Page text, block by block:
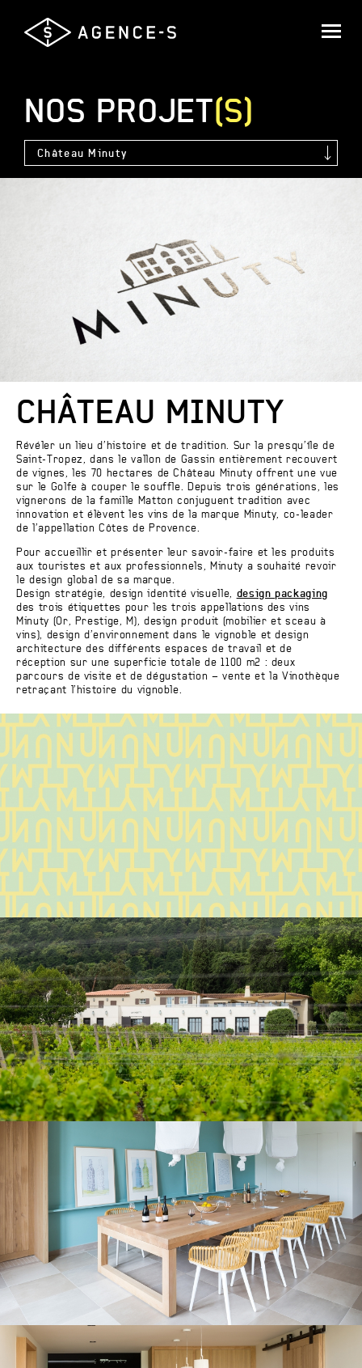
&
Partners
NOS PROJET(S)
Château Minuty
CHÂTEAU MINUTY
Révéler un lieu d’histoire et de tradition. Sur la presqu’île de
Saint-Tropez, dans le vallon de Gassin entièrement recouvert
de vignes, les 70 hectares de Château Minuty offrent une vue
sur le Golfe à couper le souffle. Depuis trois générations, les
vignerons de la famille Matton conjuguent tradition avec
innovation et élèvent les vins de la marque Minuty, co-leader
de l’appellation Côtes de Provence.
Pour accueillir et présenter leur savoir-faire et les produits
aux touristes et aux professionnels, Minuty a souhaité revoir
le design global de sa marque.
Design stratégie, design identité visuelle, design packaging
des trois étiquettes pour les trois appellations des vins
Minuty (Or, Prestige, M), design produit (mobilier et sceau à
vins), design d’environnement dans le vignoble et design
architecture des différents espaces de travail et de
réception sur une superficie totale de 1100 m2 : deux
parcours de visite et de dégustation – vente et la Vinothèque
retraçant l’histoire du vignoble.